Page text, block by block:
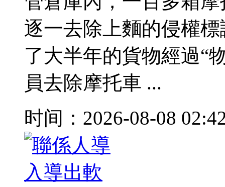
逐一去除上麵的侵權
了大半年的貨物經過“
員去除摩托車 ...
时间：2026-08-08